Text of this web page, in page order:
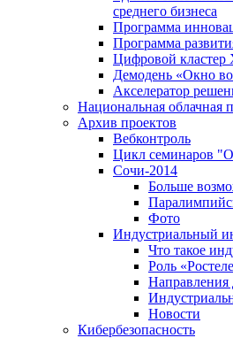
среднего бизнеса
Программа
Программа
Цифровой кластер
Демодень «Окно
Акселератор
Национальная облачная
Архив проектов
Вебконтроль
Цикл семинаров
Сочи-2014
Больше
Фото
Индустриальный
Что такое
Роль
Направления
Новости
Кибербезопасность